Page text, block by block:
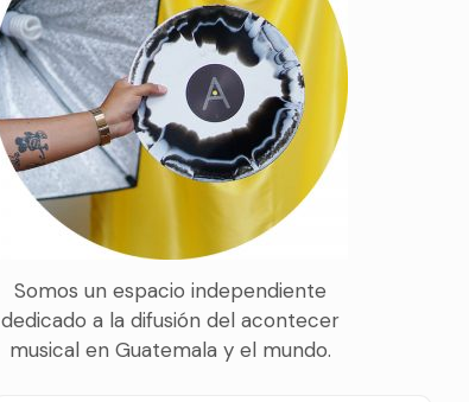
Somos un espacio independiente
dedicado a la difusión del acontecer
musical en Guatemala y el mundo.